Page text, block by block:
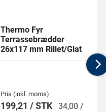
Thermo Fyr
Terrassebrædder
26x117 mm Rillet/Glat
Pris (inkl. moms)
199,21 / STK 34,00 /